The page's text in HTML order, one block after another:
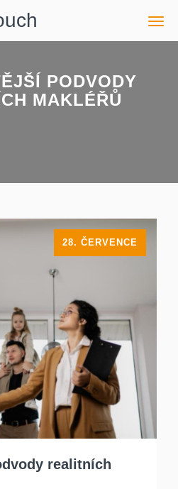
PODVODY
MAKLÉŘŮ
realitních
28. ČERVENCE